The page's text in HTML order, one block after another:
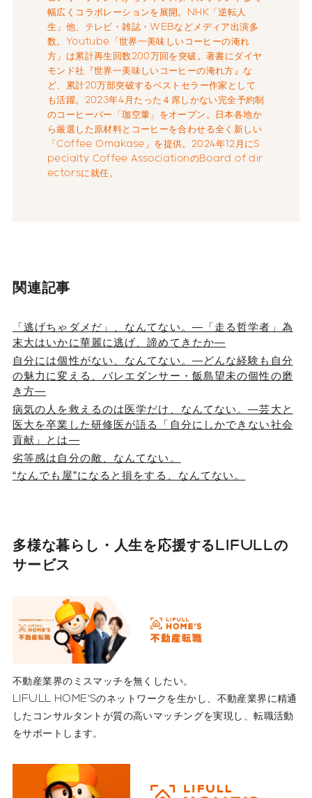
幅広くコラボレーションを展開。NHK「逆転人
生」他、テレビ・雑誌・WEBなどメディア出演多
数。Youtube「世界一美味しいコーヒーの淹れ
方」は累計再生回数200万回を突破。著書にダイヤ
モンド社『世界一美味しいコーヒーの淹れ方』な
ど、累計20万部突破するベストセラー作家として
も活躍。2023年4月たった４席しかない完全予約制
のコーヒーバー「珈空暈」をオープン。日本各地か
ら厳選した原材料とコーヒーを合わせる全く新しい
「Coffee Omakase」を提供。2024年12月にS
pecialty Coffee AssociationのBoard of dir
ectorsに就任。
関連記事
「逃げちゃダメだ」、なんてない。―「走る哲学者」為
末大はいかに華麗に逃げ、諦めてきたか―
自分には個性がない、なんてない。―どんな経験も自分
の魅力に変える、バレエダンサー・飯島望未の個性の磨
き方―
病気の人を救えるのは医学だけ、なんてない。―芸大と
医大を卒業した研修医が語る「自分にしかできない社会
貢献」とは―
劣等感は自分の敵、なんてない。
“なんでも屋”になると損をする、なんてない。
多様な暮らし・人生を応援するLIFULLの
サービス
不動産業界のミスマッチを無くしたい。
LIFULL HOME’Sのネットワークを生かし、不動産業界に精通
したコンサルタントが質の高いマッチングを実現し、転職活動
をサポートします。